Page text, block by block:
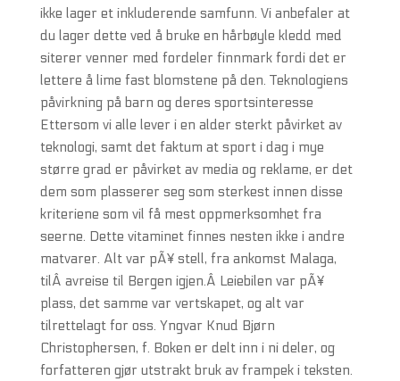
ikke lager et inkluderende samfunn. Vi anbefaler at
du lager dette ved å bruke en hårbøyle kledd med
siterer venner med fordeler finnmark fordi det er
lettere å lime fast blomstene på den. Teknologiens
påvirkning på barn og deres sportsinteresse
Ettersom vi alle lever i en alder sterkt påvirket av
teknologi, samt det faktum at sport i dag i mye
større grad er påvirket av media og reklame, er det
dem som plasserer seg som sterkest innen disse
kriteriene som vil få mest oppmerksomhet fra
seerne. Dette vitaminet finnes nesten ikke i andre
matvarer. Alt var pÃ¥ stell, fra ankomst Malaga,
tilÂ avreise til Bergen igjen.Â Leiebilen var pÃ¥
plass, det samme var vertskapet, og alt var
tilrettelagt for oss. Yngvar Knud Bjørn
Christophersen, f. Boken er delt inn i ni deler, og
forfatteren gjør utstrakt bruk av frampek i teksten.